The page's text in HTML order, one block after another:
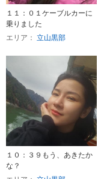
１１：０１ケーブルカーに
乗りました
エリア： 立山黒部
１０：３９もう、あきたか
な？